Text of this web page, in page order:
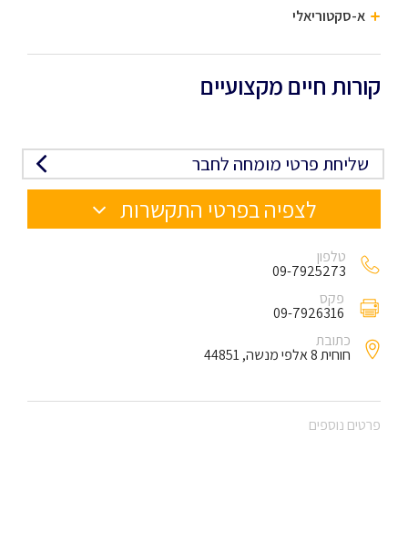
א-סקטוריאלי
קורות חיים מקצועיים
שליחת פרטי מומחה לחבר
לצפיה בפרטי התקשרות
טלפון
09-7925273
פקס
09-7926316
כתובת
חוחית 8 אלפי מנשה, 44851
פרטים נוספים